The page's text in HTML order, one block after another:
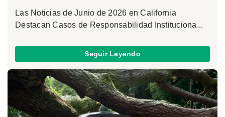
Las Noticias de Junio de 2026 en California
Destacan Casos de Responsabilidad Instituciona...
Seguir Leyendo